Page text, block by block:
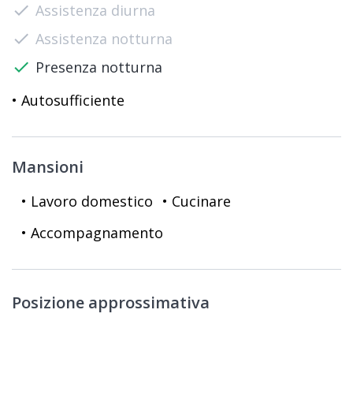
check Assistenza diurna
check Assistenza notturna
check Presenza notturna
• Autosufficiente
Mansioni
• Lavoro domestico • Cucinare
• Accompagnamento
Posizione approssimativa